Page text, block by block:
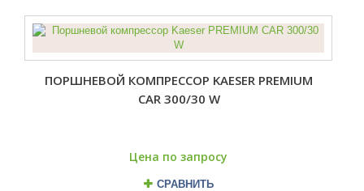
ПОРШНЕВОЙ КОМПРЕССОР KAESER PREMIUM
CAR 300/30 W
Цена по запросу
СРАВНИТЬ